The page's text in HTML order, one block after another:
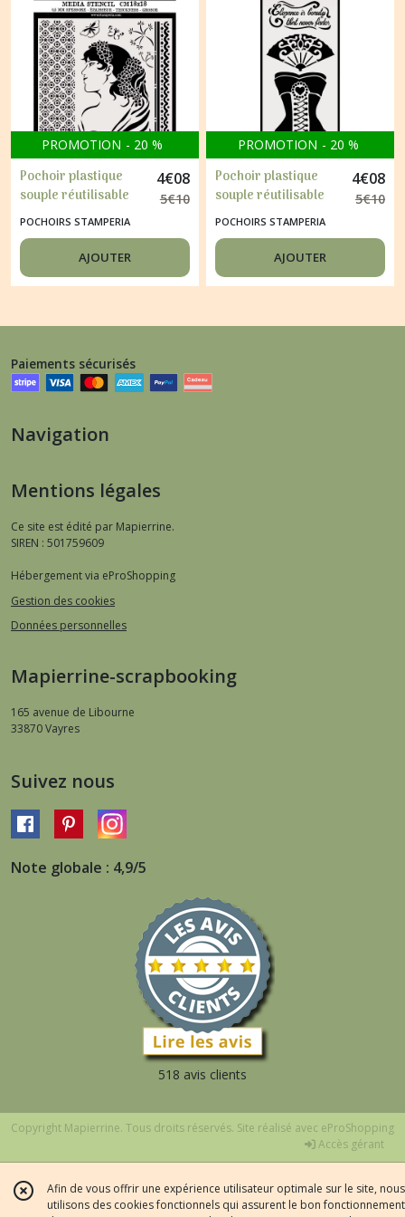
PROMOTION - 20 %
Pochoir plastique
souple réutilisable
mix media
STAMPERIA FEMME
40
4€08
5€10
POCHOIRS STAMPERIA
AJOUTER
PROMOTION - 20 %
Pochoir plastique
souple réutilisable
mix media
STAMPERIA EVENTAIL
CORSET 39
4€08
5€10
POCHOIRS STAMPERIA
AJOUTER
Paiements sécurisés
Navigation
Mentions légales
Ce site est édité par Mapierrine.
SIREN : 501759609
Hébergement via eProShopping
Gestion des cookies
Données personnelles
Mapierrine-scrapbooking
165 avenue de Libourne
33870Vayres
Suivez nous
Note globale : 4,9/5
518 avis clients
Copyright Mapierrine. Tous droits réservés. Site réalisé avec eProShopping
Accès gérant
Afin de vous offrir une expérience utilisateur optimale sur le site, nous
utilisons des cookies fonctionnels qui assurent le bon fonctionnement